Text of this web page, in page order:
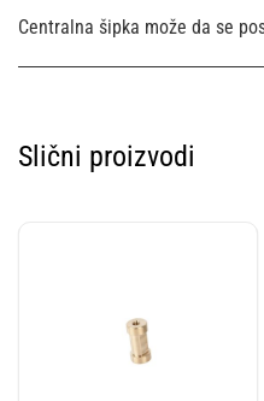
Centralna šipka može da se
Slični proizvodi